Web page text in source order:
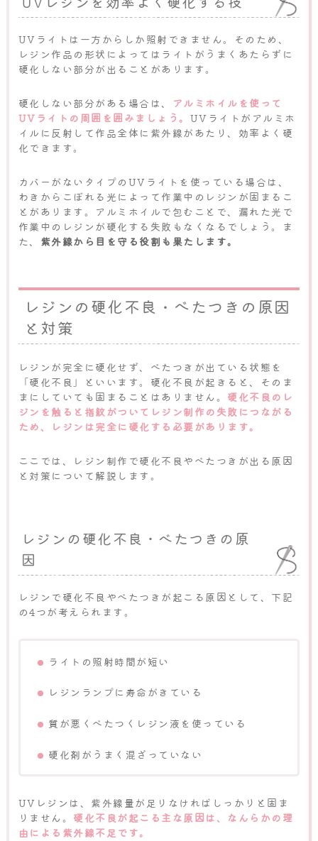
UVライトは一方からしか照射できません。そのため、
レジン作品の形状によってはライトがうまくあたらずに
硬化しない部分が出ることがあります。
硬化しない部分がある場合は、
アルミホイルを使って
UVライトの周囲を囲みましょう。 UVライトがアルミホ
イルに反射して作品全体に紫外線があたり、効率よく硬
化できます。
カバーがないタイプのUVライトを使っている場合は、
わきからこぼれる光によって作業中のレジンが固まるこ
とがあります。アルミホイルで包むことで、漏れた光で
作業中のレジンが硬化する失敗もなくなるでしょう。ま
た、 紫外線から目を守る役割も果たします。
レジンの硬化不良・べたつきの原因
と対策
レジンが完全に硬化せず、べたつきが出ている状態を
「硬化不良」といいます。硬化不良が起きると、そのま
まにしていても固まることはありません。 硬化不良のレ
ジンを触ると指紋がついてレジン制作の失敗につながる
ため、レジンは完全に硬化する必要があります。
ここでは、レジン制作で硬化不良やべたつきが出る原因
と対策について解説します。
レジンの硬化不良・べたつきの原
因
レジンで硬化不良やべたつきが起こる原因として、下記
の4つが考えられます。
ライトの照射時間が短い
レジンランプに寿命がきている
質が悪くべたつくレジン液を使っている
硬化剤がうまく混ざっていない
UVレジンは、紫外線量が足りなければしっかりと固ま
りません。 硬化不良が起こる主な原因は、なんらかの理
由による紫外線不足です。